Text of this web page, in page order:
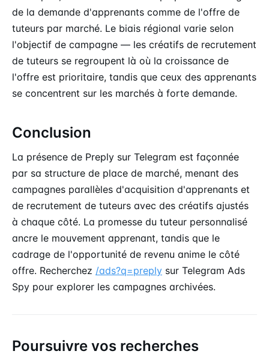
de la demande d'apprenants comme de l'offre de
tuteurs par marché. Le biais régional varie selon
l'objectif de campagne — les créatifs de recrutement
de tuteurs se regroupent là où la croissance de
l'offre est prioritaire, tandis que ceux des apprenants
se concentrent sur les marchés à forte demande.
Conclusion
La présence de Preply sur Telegram est façonnée
par sa structure de place de marché, menant des
campagnes parallèles d'acquisition d'apprenants et
de recrutement de tuteurs avec des créatifs ajustés
à chaque côté. La promesse du tuteur personnalisé
ancre le mouvement apprenant, tandis que le
cadrage de l'opportunité de revenu anime le côté
offre. Recherchez /ads?q=preply sur Telegram Ads
Spy pour explorer les campagnes archivées.
Poursuivre vos recherches